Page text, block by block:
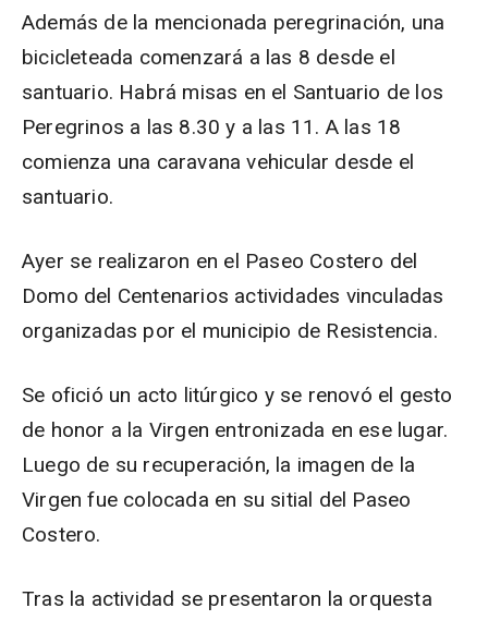
Además de la mencionada peregrinación, una
bicicleteada comenzará a las 8 desde el
santuario. Habrá misas en el Santuario de los
Peregrinos a las 8.30 y a las 11. A las 18
comienza una caravana vehicular desde el
santuario.
Ayer se realizaron en el Paseo Costero del
Domo del Centenarios actividades vinculadas
organizadas por el municipio de Resistencia.
Se ofició un acto litúrgico y se renovó el gesto
de honor a la Virgen entronizada en ese lugar.
Luego de su recuperación, la imagen de la
Virgen fue colocada en su sitial del Paseo
Costero.
Tras la actividad se presentaron la orquesta